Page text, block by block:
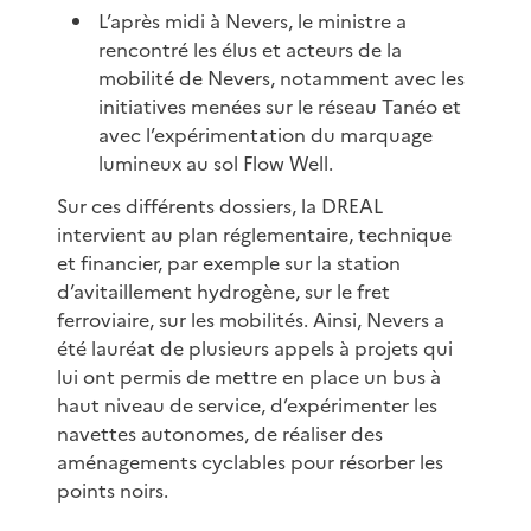
L’après midi à Nevers, le ministre a
rencontré les élus et acteurs de la
mobilité de Nevers, notamment avec les
initiatives menées sur le réseau Tanéo et
avec l’expérimentation du marquage
lumineux au sol Flow Well.
Sur ces différents dossiers, la DREAL
intervient au plan réglementaire, technique
et financier, par exemple sur la station
d’avitaillement hydrogène, sur le fret
ferroviaire, sur les mobilités. Ainsi, Nevers a
été lauréat de plusieurs appels à projets qui
lui ont permis de mettre en place un bus à
haut niveau de service, d’expérimenter les
navettes autonomes, de réaliser des
aménagements cyclables pour résorber les
points noirs.